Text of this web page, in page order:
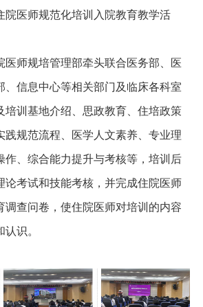
院医师规范化培训入院教育教学活
师规培管理部牵头联合医务部、医
、信息中心等相关部门及临床各科室
培训基地介绍、思政教育、住培政策
践规范流程、医学人文素养、专业理
作、综合能力提升与考核等，培训后
论考试和技能考核，并完成住院医师
调查问卷，使住院医师对培训的内容
识。